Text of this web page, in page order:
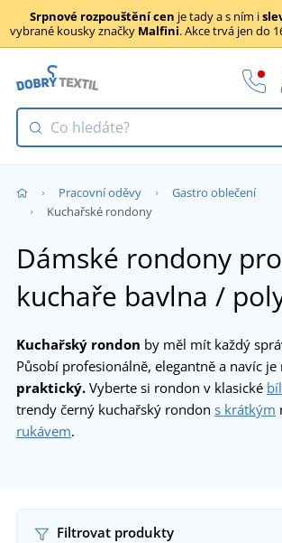
Srpnové rozpouštění cen je tady a s ním i
vybrané kousky značky Malfini. Akce trvá jen do
Pracovní oděvy
Gastro oblečení
Kuchařské rondony
Dámské rondony pro
kuchaře bavlna /
Kuchařský rondon by měl mít každý
Působí profesionálně, elegantně a navíc
praktický. Vyberte si rondon v klasické
trendy černý kuchařský rondon s krátkým
rukávem.
Filtrovat produkty